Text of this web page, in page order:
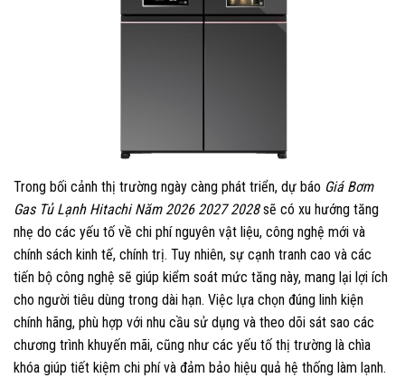
Trong bối cảnh thị trường ngày càng phát triển, dự báo Giá Bơm
Gas Tủ Lạnh Hitachi Năm 2026 2027 2028sẽ có xu hướng tăng
nhẹ do các yếu tố về chi phí nguyên vật liệu, công nghệ mới và
chính sách kinh tế, chính trị. Tuy nhiên, sự cạnh tranh cao và các
tiến bộ công nghệ sẽ giúp kiểm soát mức tăng này, mang lại lợi ích
cho người tiêu dùng trong dài hạn. Việc lựa chọn đúng linh kiện
chính hãng, phù hợp với nhu cầu sử dụng và theo dõi sát sao các
chương trình khuyến mãi, cũng như các yếu tố thị trường là chìa
khóa giúp tiết kiệm chi phí và đảm bảo hiệu quả hệ thống làm lạnh.